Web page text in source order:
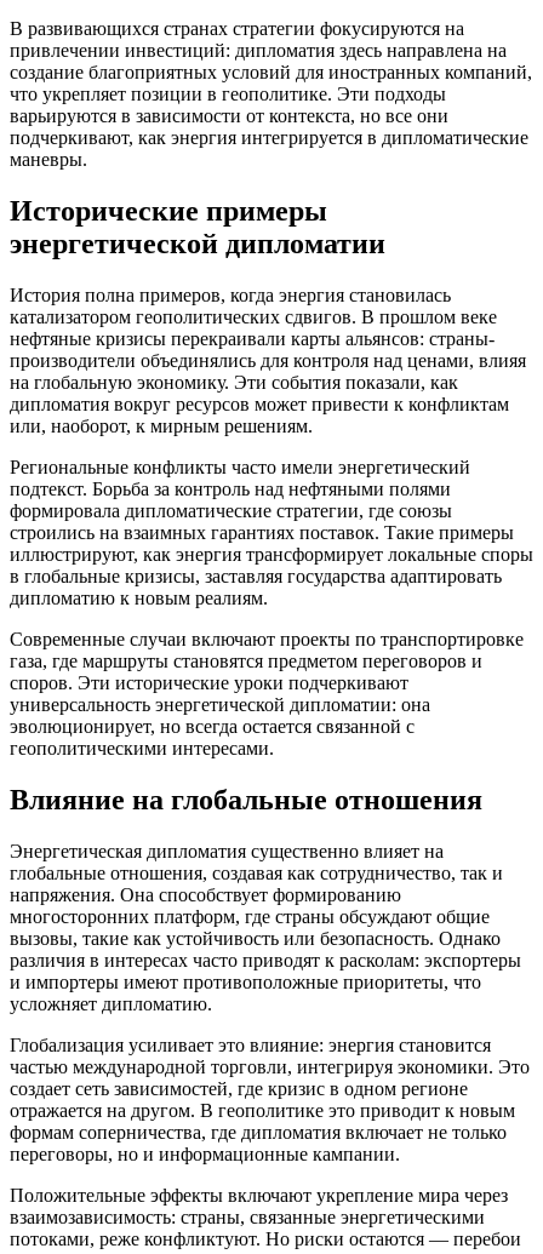
В развивающихся странах стратегии фокусируются на
привлечении инвестиций: дипломатия здесь направлена на
создание благоприятных условий для иностранных компаний,
что укрепляет позиции в геополитике. Эти подходы
варьируются в зависимости от контекста, но все они
подчеркивают, как энергия интегрируется в дипломатические
маневры.
Исторические примеры
энергетической дипломатии
История полна примеров, когда энергия становилась
катализатором геополитических сдвигов. В прошлом веке
нефтяные кризисы перекраивали карты альянсов: страны-
производители объединялись для контроля над ценами, влияя
на глобальную экономику. Эти события показали, как
дипломатия вокруг ресурсов может привести к конфликтам
или, наоборот, к мирным решениям.
Региональные конфликты часто имели энергетический
подтекст. Борьба за контроль над нефтяными полями
формировала дипломатические стратегии, где союзы
строились на взаимных гарантиях поставок. Такие примеры
иллюстрируют, как энергия трансформирует локальные споры
в глобальные кризисы, заставляя государства адаптировать
дипломатию к новым реалиям.
Современные случаи включают проекты по транспортировке
газа, где маршруты становятся предметом переговоров и
споров. Эти исторические уроки подчеркивают
универсальность энергетической дипломатии: она
эволюционирует, но всегда остается связанной с
геополитическими интересами.
Влияние на глобальные отношения
Энергетическая дипломатия существенно влияет на
глобальные отношения, создавая как сотрудничество, так и
напряжения. Она способствует формированию
многосторонних платформ, где страны обсуждают общие
вызовы, такие как устойчивость или безопасность. Однако
различия в интересах часто приводят к расколам: экспортеры
и импортеры имеют противоположные приоритеты, что
усложняет дипломатию.
Глобализация усиливает это влияние: энергия становится
частью международной торговли, интегрируя экономики. Это
создает сеть зависимостей, где кризис в одном регионе
отражается на другом. В геополитике это приводит к новым
формам соперничества, где дипломатия включает не только
переговоры, но и информационные кампании.
Положительные эффекты включают укрепление мира через
взаимозависимость: страны, связанные энергетическими
потоками, реже конфликтуют. Но риски остаются — перебои